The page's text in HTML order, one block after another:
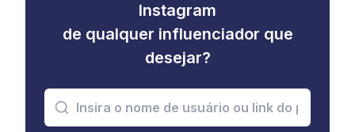
Instagram
de qualquer influenciador que
desejar?